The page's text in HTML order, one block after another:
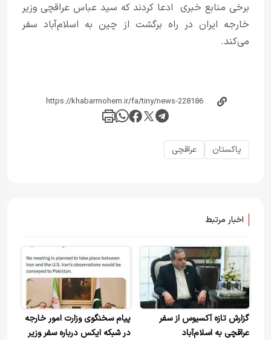
برخی منابع خبری ادعا کردند که سید عباس عراقچی وزیر
خارجه ایران در راه برگشت از چین به اسلام‌آباد سفر
می‌کند.
پاکستان عراقچی
اخبار مرتبط
گزارش تازه آکسیوس از سفر
عراقچی به اسلام‌آباد
پیام سخنگوی وزارت امور خارجه
در شبکه ایکس درباره سفر وزیر